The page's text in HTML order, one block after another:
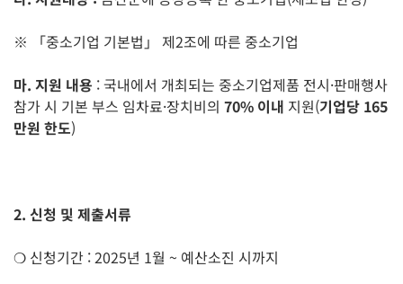
※ 「중소기업 기본법」 제2조에 따른 중소기업
마. 지원 내용 : 국내에서 개최되는 중소기업제품 전시·판매행사
참가 시 기본 부스 임차료·장치비의 70% 이내 지원(기업당 165
만원 한도)
2. 신청 및 제출서류
❍ 신청기간 : 2025년 1월 ~ 예산소진 시까지